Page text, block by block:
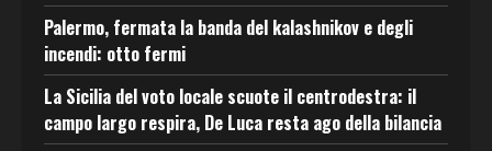
Palermo, fermata la banda del kalashnikov e degli
incendi: otto fermi
La Sicilia del voto locale scuote il centrodestra: il
campo largo respira, De Luca resta ago della bilancia